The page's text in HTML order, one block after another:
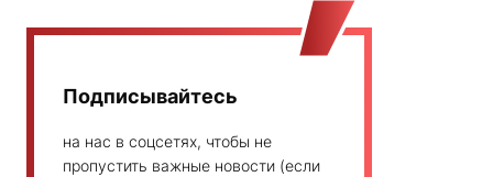
Подписывайтесь
на нас в соцсетях, чтобы не
пропустить важные новости (если